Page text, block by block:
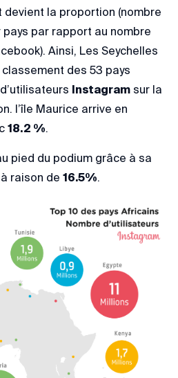
la proportion (nombre
par rapport au nombre
Ainsi, Les Seychelles
des 53 pays
d’utilisateurs Instagram sur la
l’île Maurice arrive en
18.2 %.
pied du podium grâce à sa
raison de 16.5%.